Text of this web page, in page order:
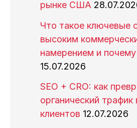
рынке США
Что такое ключевые
высоким
намерением и
15.07.2026
SEO + CRO: как
органический
клиентов 12.07.2026